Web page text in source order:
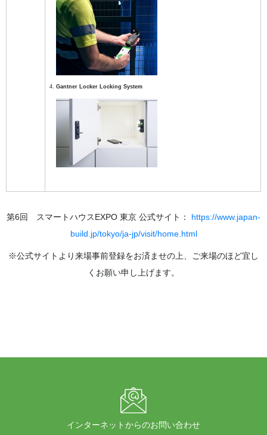
Gantner Locker Locking System
第6回 スマートハウスEXPO 東京 公式サイト： https://www.japan-
build.jp/tokyo/ja-jp/visit/home.html
※公式サイトより来場事前登録をお済ませの上、ご来場のほど宜し
くお願い申し上げます。
インターネットからのお問い合わせ